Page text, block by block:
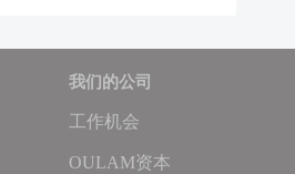
我们的公司
工作机会
OULAM资本